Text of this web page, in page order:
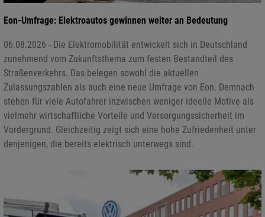
Eon-Umfrage: Elektroautos gewinnen weiter an Bedeutung
06.08.2026 - Die Elektromobilität entwickelt sich in Deutschland
zunehmend vom Zukunftsthema zum festen Bestandteil des
Straßenverkehrs. Das belegen sowohl die aktuellen
Zulassungszahlen als auch eine neue Umfrage von Eon. Demnach
stehen für viele Autofahrer inzwischen weniger ideelle Motive als
vielmehr wirtschaftliche Vorteile und Versorgungssicherheit im
Vordergrund. Gleichzeitig zeigt sich eine hohe Zufriedenheit unter
denjenigen, die bereits elektrisch unterwegs sind.